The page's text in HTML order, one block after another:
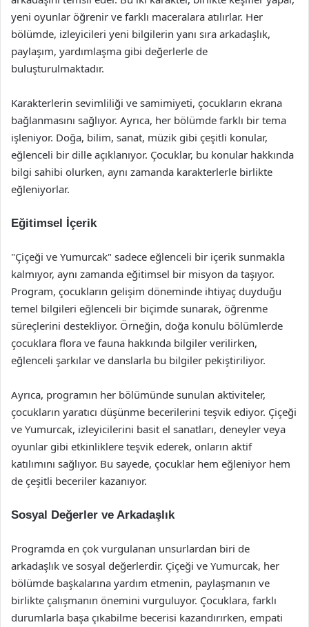
yeni oyunlar öğrenir ve farklı maceralara atılırlar. Her
bölümde, izleyicileri yeni bilgilerin yanı sıra arkadaşlık,
paylaşım, yardımlaşma gibi değerlerle de
buluşturulmaktadır.
Karakterlerin sevimliliği ve samimiyeti, çocukların ekrana
bağlanmasını sağlıyor. Ayrıca, her bölümde farklı bir tema
işleniyor. Doğa, bilim, sanat, müzik gibi çeşitli konular,
eğlenceli bir dille açıklanıyor. Çocuklar, bu konular hakkında
bilgi sahibi olurken, aynı zamanda karakterlerle birlikte
eğleniyorlar.
Eğitimsel İçerik
"Çiçeği ve Yumurcak" sadece eğlenceli bir içerik sunmakla
kalmıyor, aynı zamanda eğitimsel bir misyon da taşıyor.
Program, çocukların gelişim döneminde ihtiyaç duyduğu
temel bilgileri eğlenceli bir biçimde sunarak, öğrenme
süreçlerini destekliyor. Örneğin, doğa konulu bölümlerde
çocuklara flora ve fauna hakkında bilgiler verilirken,
eğlenceli şarkılar ve danslarla bu bilgiler pekiştiriliyor.
Ayrıca, programın her bölümünde sunulan aktiviteler,
çocukların yaratıcı düşünme becerilerini teşvik ediyor. Çiçeği
ve Yumurcak, izleyicilerini basit el sanatları, deneyler veya
oyunlar gibi etkinliklere teşvik ederek, onların aktif
katılımını sağlıyor. Bu sayede, çocuklar hem eğleniyor hem
de çeşitli beceriler kazanıyor.
Sosyal Değerler ve Arkadaşlık
Programda en çok vurgulanan unsurlardan biri de
arkadaşlık ve sosyal değerlerdir. Çiçeği ve Yumurcak, her
bölümde başkalarına yardım etmenin, paylaşmanın ve
birlikte çalışmanın önemini vurguluyor. Çocuklara, farklı
durumlarla başa çıkabilme becerisi kazandırırken, empati